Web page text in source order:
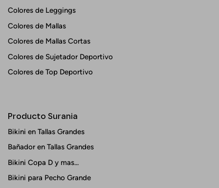
Colores de Leggings
Colores de Mallas
Colores de Mallas Cortas
Colores de Sujetador Deportivo
Colores de Top Deportivo
Producto Surania
Bikini en Tallas Grandes
Bañador en Tallas Grandes
Bikini Copa D y mas...
Bikini para Pecho Grande